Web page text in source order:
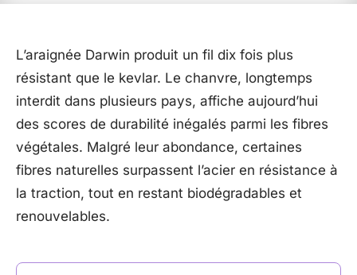
L’araignée Darwin produit un fil dix fois plus
résistant que le kevlar. Le chanvre, longtemps
interdit dans plusieurs pays, affiche aujourd’hui
des scores de durabilité inégalés parmi les fibres
végétales. Malgré leur abondance, certaines
fibres naturelles surpassent l’acier en résistance à
la traction, tout en restant biodégradables et
renouvelables.